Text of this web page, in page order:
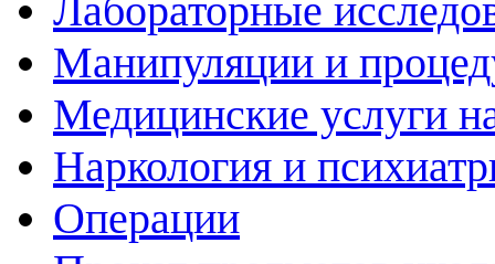
Лабораторные
Манипуляции и
Медицинские услуги
Наркология и
Операции